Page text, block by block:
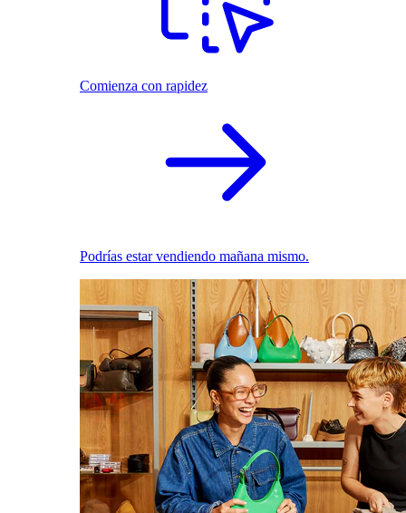
Comienza con rapidez
Podrías estar vendiendo mañana mismo.